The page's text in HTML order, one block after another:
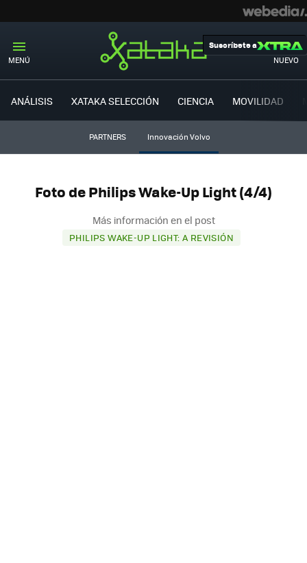
MENÚ NUEVO
Suscríbete a
ANÁLISIS XATAKA SELECCIÓN CIENCIA MOVILIDAD
PARTNERS Innovación Volvo
Foto de Philips Wake-Up Light (4/4)
Más información en el post
PHILIPS WAKE-UP LIGHT: A REVISIÓN